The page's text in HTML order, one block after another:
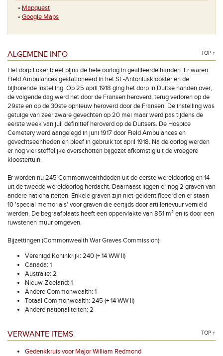
• Mapquest
• Google Maps
ALGEMENE INFO TOP ↑
Het dorp Loker bleef bijna de hele oorlog in geallieerde handen. Er waren
Field Ambulances gestationeerd in het St.-Antoniusklooster en de
bijhorende instelling. Op 25 april 1918 ging het dorp in Duitse handen over,
de volgende dag werd het door de Fransen heroverd, terug verloren op de
29ste en op de 30ste opnieuw heroverd door de Fransen. De instelling was
getuige van zeer zware gevechten op 20 mei maar werd pas tijdens de
eerste week van juli definitief heroverd op de Duitsers. De Hospice
Cemetery werd aangelegd in juni 1917 door Field Ambulances en
gevechtseenheden en bleef in gebruik tot april 1918. Na de oorlog werden
er nog vier stoffelijke overschotten bijgezet afkomstig uit de vroegere
kloostertuin.
Er worden nu 245 Commonwealthdoden uit de eerste wereldoorlog en 14
uit de tweede wereldoorlog herdacht. Daarnaast liggen er nog 2 graven van
andere nationaliteiten. Enkele graven zijn niet-geïdentificeerd en er staan
10 'special memorials' voor graven die eertijds door artillerievuur vernield
werden. De begraafplaats heeft een oppervlakte van 851 m² en is door een
ruwstenen muur omgeven.
Bijzettingen (Commonwealth War Graves Commission):
Verenigd Koninkrijk: 240 (+ 14 WW II)
Canada: 1
Australië: 2
Nieuw-Zeeland: 1
Andere Commonwealth: 1
Totaal Commonwealth: 245 (+ 14 WW II)
Andere nationaliteiten: 2
VERWANTE ITEMS TOP ↑
Gedenkkruis voor Major William Redmond